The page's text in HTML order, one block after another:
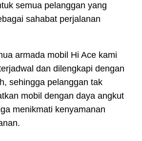
semua pelanggan yang
sahabat perjalanan
armada mobil Hi Ace kami
dan dilengkapi dengan
sehingga pelanggan tak
mobil dengan daya angkut
menikmati kenyamanan